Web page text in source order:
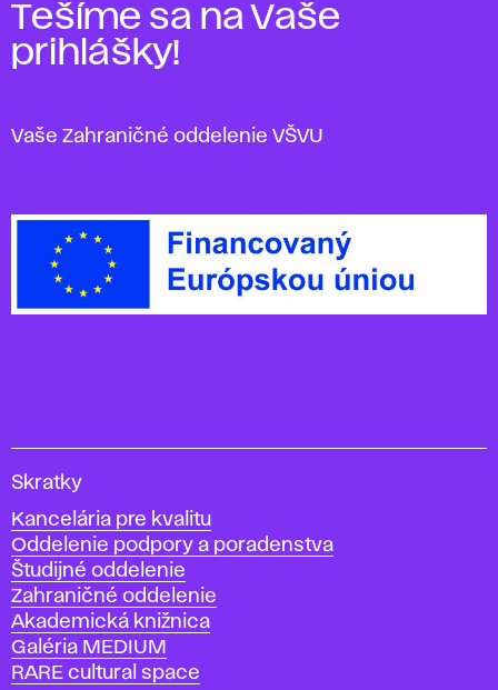
Tešíme sa na Vaše
prihlášky!
Vaše Zahraničné oddelenie VŠVU
V
s
o
k
á
š
k
o
Skratky
Kancelária pre kvalitu
Oddelenie podpory a poradenstva
Študijné oddelenie
Zahraničné oddelenie
Akademická knižnica
Galéria MEDIUM
RARE cultural space